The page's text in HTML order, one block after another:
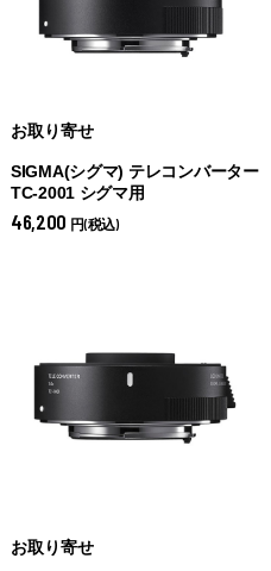
お取り寄せ
SIGMA(シグマ) テレコンバーター
TC-2001 シグマ用
46,200 円(税込)
お取り寄せ